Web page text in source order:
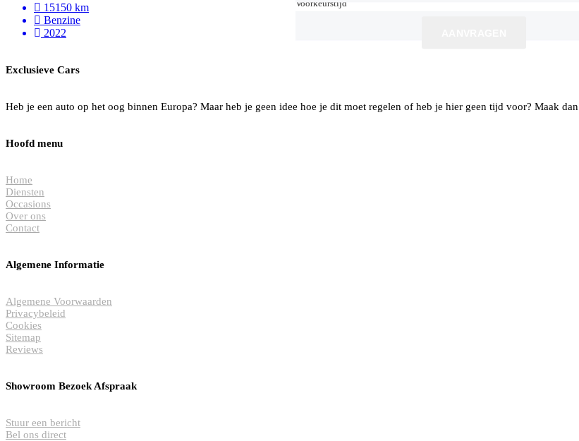
15150 km
Benzine
2022
Exclusieve Cars
Heb je een auto op het oog binnen Europa? Maar heb je geen idee hoe je dit moet regelen of heb je hier geen tijd voor? Maak
Hoofd menu
Home
Diensten
Occasions
Over ons
Contact
Algemene Informatie
Algemene Voorwaarden
Privacybeleid
Cookies
Sitemap
Reviews
Showroom Bezoek Afspraak
Stuur een bericht
Bel ons direct
Voorkeurstijd
Voorkeurstijd